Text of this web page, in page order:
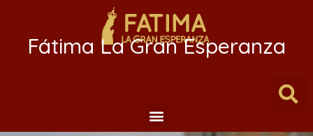
Fátima La Gran Esperanza